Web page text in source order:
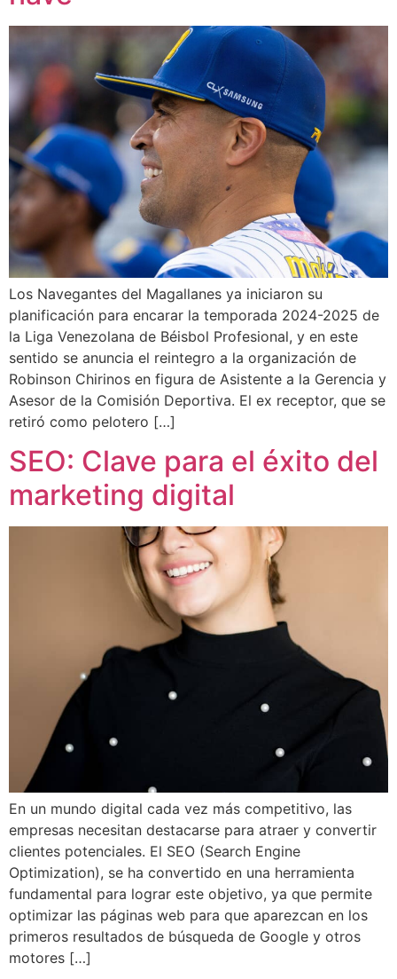
Los Navegantes del Magallanes ya iniciaron su
planificación para encarar la temporada 2024-2025 de
la Liga Venezolana de Béisbol Profesional, y en este
sentido se anuncia el reintegro a la organización de
Robinson Chirinos en figura de Asistente a la Gerencia y
Asesor de la Comisión Deportiva. El ex receptor, que se
retiró como pelotero […]
SEO: Clave para el éxito del
marketing digital
En un mundo digital cada vez más competitivo, las
empresas necesitan destacarse para atraer y convertir
clientes potenciales. El SEO (Search Engine
Optimization), se ha convertido en una herramienta
fundamental para lograr este objetivo, ya que permite
optimizar las páginas web para que aparezcan en los
primeros resultados de búsqueda de Google y otros
motores […]